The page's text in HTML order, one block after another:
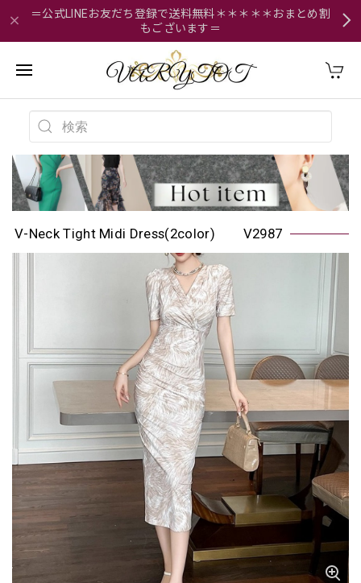
＝公式LINEお友だち登録で送料無料＊＊＊＊＊おまとめ割
もございます＝
V-Neck Tight Midi Dress(2color) V2987